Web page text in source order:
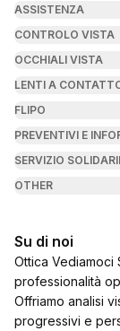
ASSISTENZA
CONTROLO VISTA
OCCHIALI VISTA
LENTI A
FLIPO
PREVENTIVI E
SERVIZIO
OTHER
Su di noi
Ottica Vediamoci
professionalità
Offriamo analisi
progressivi e